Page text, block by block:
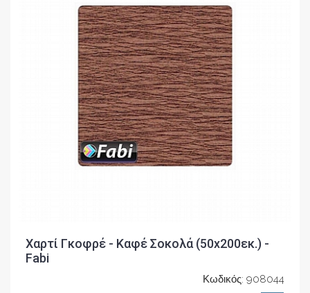
Χαρτί Γκοφρέ - Καφέ Σοκολά (50x200εκ.) -
Fabi
Κωδικός: 908044